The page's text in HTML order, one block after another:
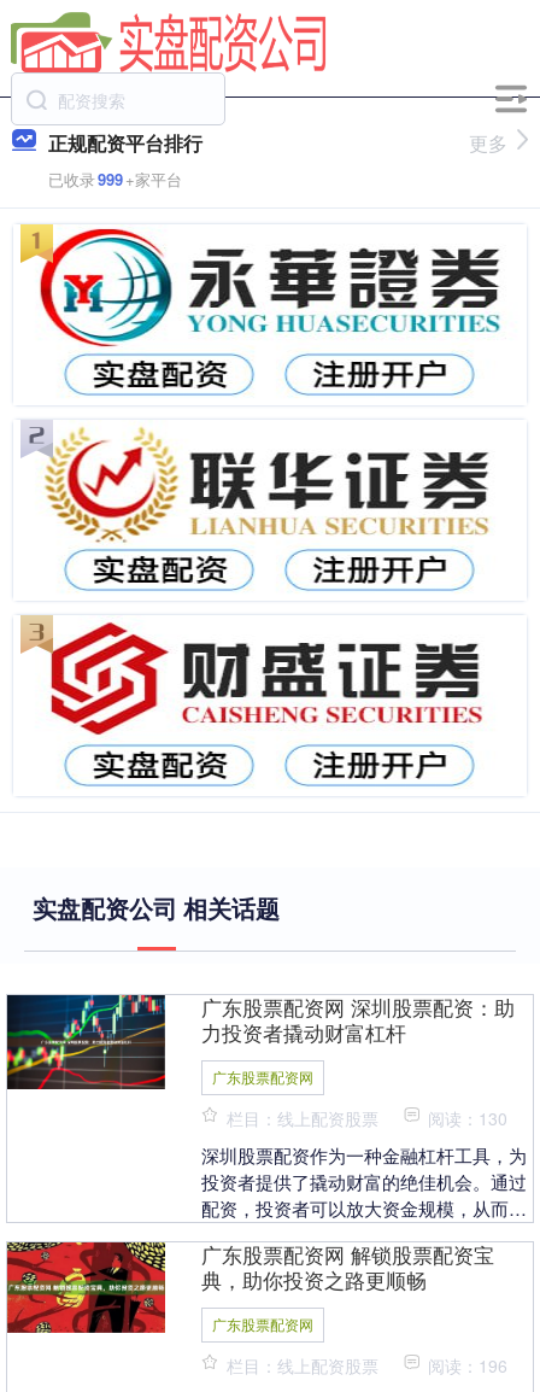
正规配资平台排行
已收录999+家平台
更多
实盘配资公司 相关话题
广东股票配资网 深圳股票配资：助
力投资者撬动财富杠杆
广东股票配资网
栏目：线上配资股票 阅读：130
深圳股票配资作为一种金融杠杆工具，为
投资者提供了撬动财富的绝佳机会。通过
配资，投资者可以放大资金规模，从而提
投资者可以享受....
广东股票配资网 解锁股票配资宝
典，助你投资之路更顺畅
广东股票配资网
栏目：线上配资股票 阅读：196